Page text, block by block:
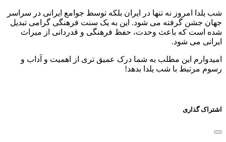
شب یلدا امروز نه تنها در ایران بلکه توسط جوامع ایرانی در سراسر
جهان جشن گرفته می شود. این به یک سنت فرهنگی گرامی تبدیل
شده است که باعث وحدت، حفظ فرهنگی و قدردانی از میراث
ایرانی می شود.
امیدوارم این مطلب به شما درک عمیق تری از اهمیت و آداب و
رسوم مرتبط با شب یلدا بدهد!
اشتراک گذاری